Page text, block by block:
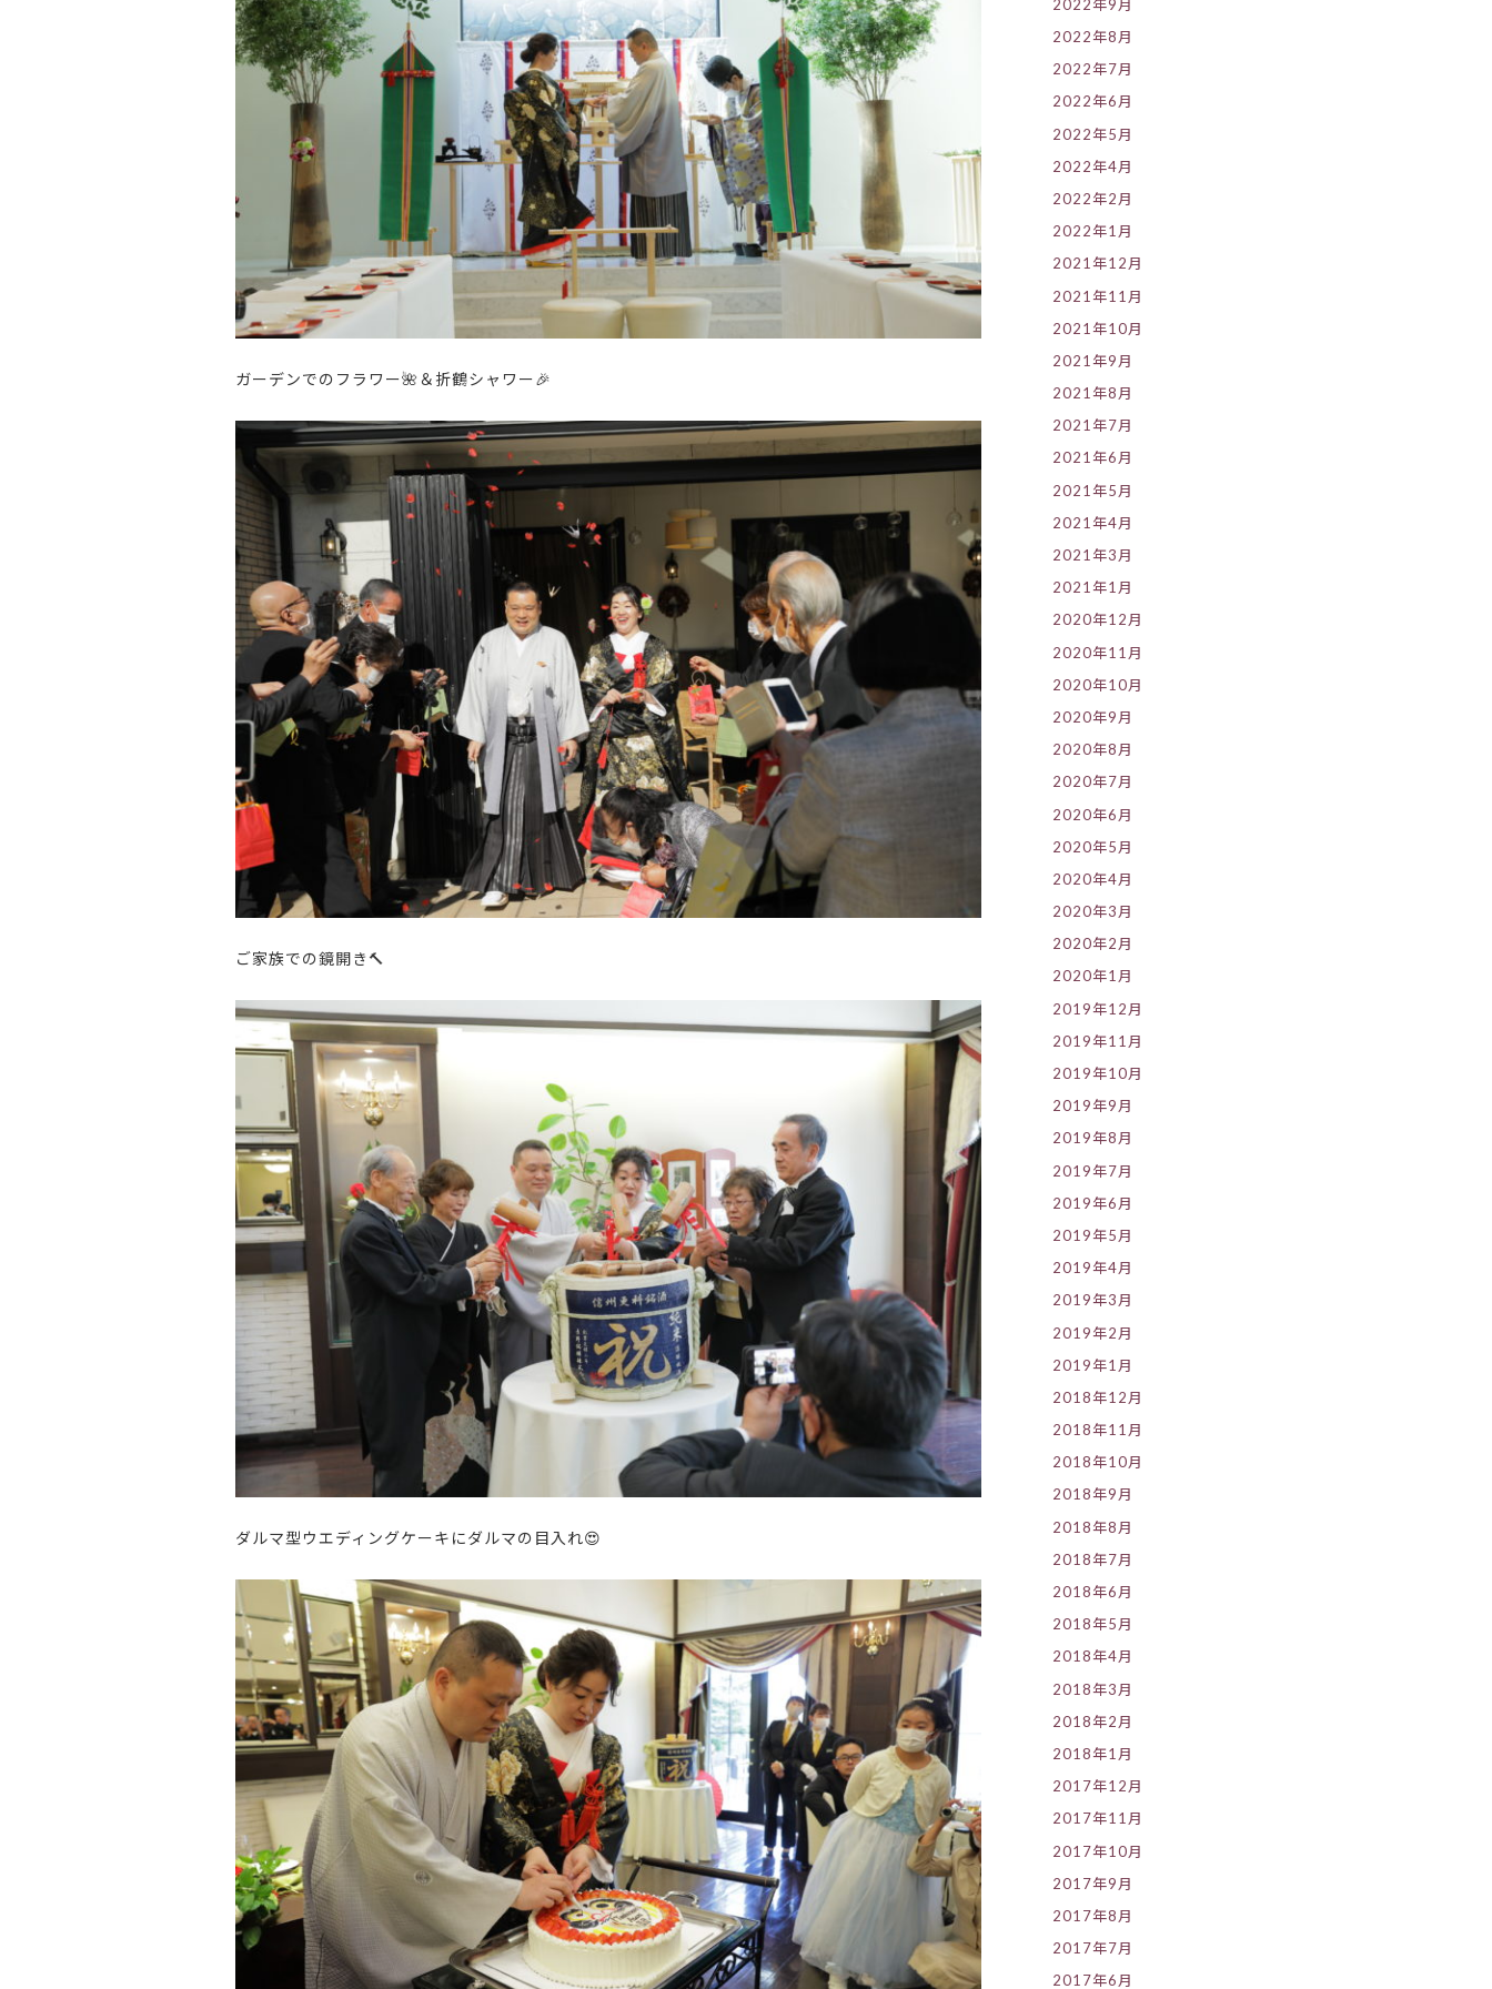
ガーデンでのフラワー🌺 ＆折鶴シャワー🎉
ご家族での鏡開き 🔨
ダルマ型ウエディングケーキにダルマの目入れ😍
2022年9月
2022年8月
2022年7月
2022年6月
2022年5月
2022年4月
2022年2月
2022年1月
2021年12月
2021年11月
2021年10月
2021年9月
2021年8月
2021年7月
2021年6月
2021年5月
2021年4月
2021年3月
2021年1月
2020年12月
2020年11月
2020年10月
2020年9月
2020年8月
2020年7月
2020年6月
2020年5月
2020年4月
2020年3月
2020年2月
2020年1月
2019年12月
2019年11月
2019年10月
2019年9月
2019年8月
2019年7月
2019年6月
2019年5月
2019年4月
2019年3月
2019年2月
2019年1月
2018年12月
2018年11月
2018年10月
2018年9月
2018年8月
2018年7月
2018年6月
2018年5月
2018年4月
2018年3月
2018年2月
2018年1月
2017年12月
2017年11月
2017年10月
2017年9月
2017年8月
2017年7月
2017年6月